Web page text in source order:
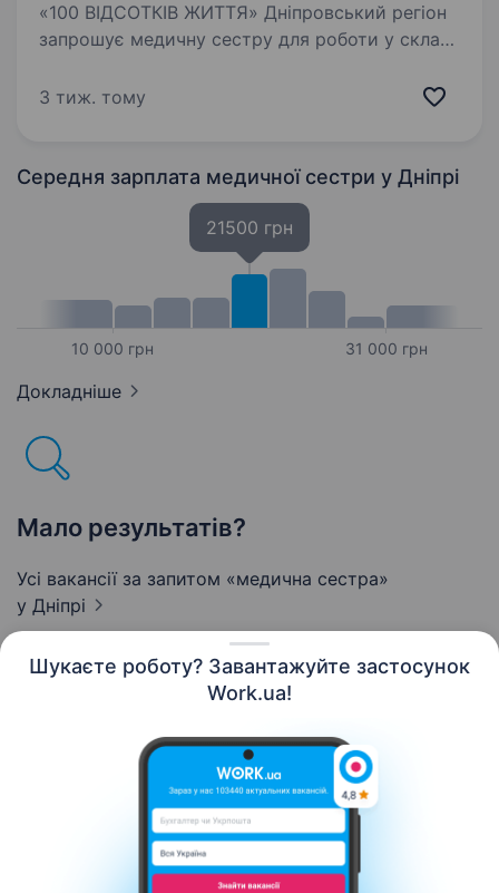
Шукаєте роботу? Завантажуйте застосунок
Work.ua!
«100 ВІДСОТКІВ ЖИТТЯ» Дніпровський регіон
запрошує медичну сестру для роботи у складі
в Синельниківський район Дніпропетровської
3 тиж. тому
Середня зарплата медичної сестри у Дніпрі
10 000 грн
21500 грн
31 000 грн
Докладніше
Мало результатів?
Усі вакансії за запитом «медична сестра»
у Дніпрі